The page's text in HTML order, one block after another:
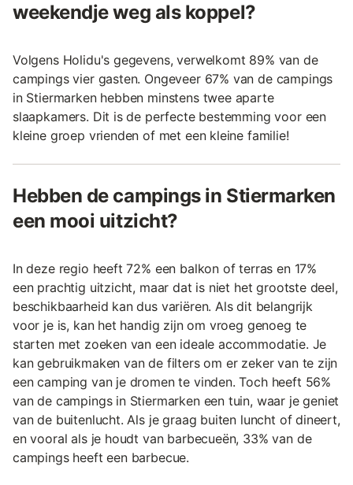
weekendje weg als koppel?
Volgens Holidu's gegevens, verwelkomt 89% van de
campings vier gasten. Ongeveer 67% van de campings
in Stiermarken hebben minstens twee aparte
slaapkamers. Dit is de perfecte bestemming voor een
kleine groep vrienden of met een kleine familie!
Hebben de campings in Stiermarken
een mooi uitzicht?
In deze regio heeft 72% een balkon of terras en 17%
een prachtig uitzicht, maar dat is niet het grootste deel,
beschikbaarheid kan dus variëren. Als dit belangrijk
voor je is, kan het handig zijn om vroeg genoeg te
starten met zoeken van een ideale accommodatie. Je
kan gebruikmaken van de filters om er zeker van te zijn
een camping van je dromen te vinden. Toch heeft 56%
van de campings in Stiermarken een tuin, waar je geniet
van de buitenlucht. Als je graag buiten luncht of dineert,
en vooral als je houdt van barbecueën, 33% van de
campings heeft een barbecue.